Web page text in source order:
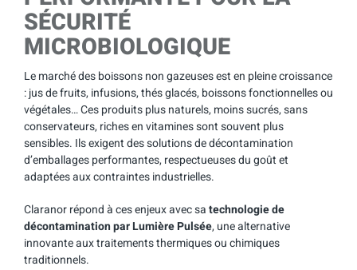
SÉCURITÉ
MICROBIOLOGIQUE
Le marché des boissons non gazeuses est en pleine croissance
: jus de fruits, infusions, thés glacés, boissons fonctionnelles ou
végétales… Ces produits plus naturels, moins sucrés, sans
conservateurs, riches en vitamines sont souvent plus
sensibles. Ils exigent des solutions de décontamination
d’emballages performantes, respectueuses du goût et
adaptées aux contraintes industrielles.
Claranor répond à ces enjeux avec satechnologie de
décontamination par Lumière Pulsée, une alternative
innovante aux traitements thermiques ou chimiques
traditionnels.